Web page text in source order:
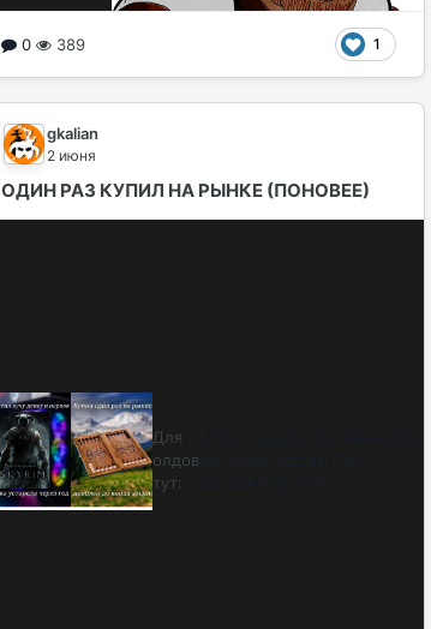
0 389 1
gkalian
2 июня
ОДИН РАЗ КУПИЛ НА РЫНКЕ (ПОНОВЕЕ)
Для
олдов
тут: